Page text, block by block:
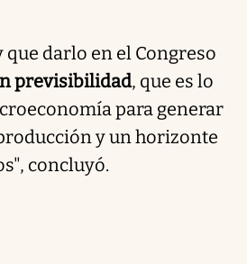
que darlo en el Congreso
previsibilidad, que es lo
para generar
y un horizonte
concluyó.